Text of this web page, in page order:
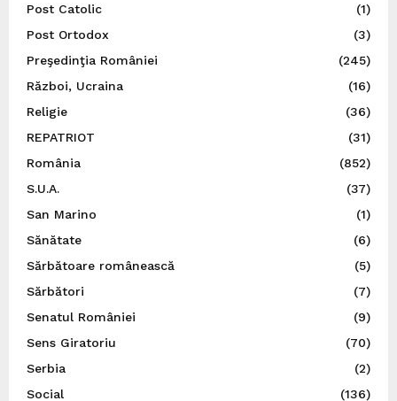
Post Catolic
(1)
Post Ortodox
(3)
Preşedinţia României
(245)
Război, Ucraina
(16)
Religie
(36)
REPATRIOT
(31)
România
(852)
S.U.A.
(37)
San Marino
(1)
Sănătate
(6)
Sărbătoare românească
(5)
Sărbători
(7)
Senatul României
(9)
Sens Giratoriu
(70)
Serbia
(2)
Social
(136)